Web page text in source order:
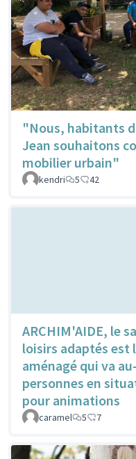
"Nous, habitants
Jean souhaitons
mobilier urbain"
kendri 5 42
ARCHIM'AIDE, le
loisirs adaptés est
aménagé qui va
personnes en
pour animations
caramel 5 7